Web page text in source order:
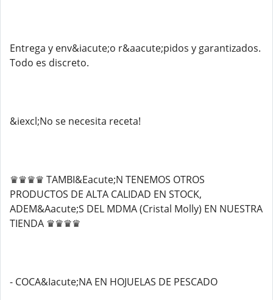
Entrega y env&iacute;o r&aacute;pidos y garantizados.
Todo es discreto.
&iexcl;No se necesita receta!
♛♛♛♛ TAMBI&Eacute;N TENEMOS OTROS
PRODUCTOS DE ALTA CALIDAD EN STOCK,
ADEM&Aacute;S DEL MDMA (Cristal Molly) EN NUESTRA
TIENDA ♛♛♛♛
- COCA&Iacute;NA EN HOJUELAS DE PESCADO